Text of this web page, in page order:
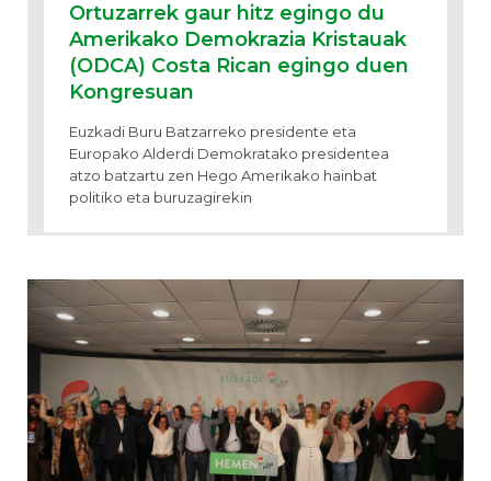
Ortuzarrek gaur hitz egingo du
Amerikako Demokrazia Kristauak
(ODCA) Costa Rican egingo duen
Kongresuan
Euzkadi Buru Batzarreko presidente eta
Europako Alderdi Demokratako presidentea
atzo batzartu zen Hego Amerikako hainbat
politiko eta buruzagirekin